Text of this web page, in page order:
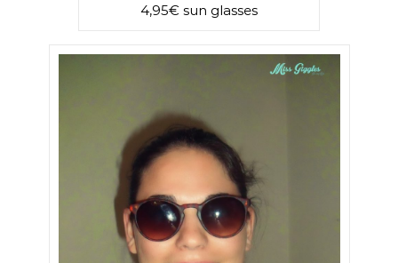
4,95€ sun glasses